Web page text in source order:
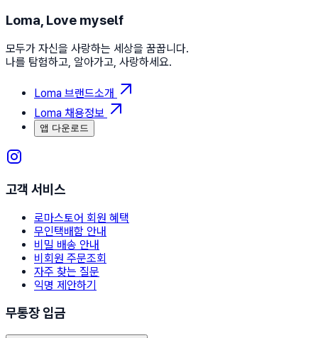
Loma, Love myself
모두가 자신을 사랑하는 세상을 꿈꿉니다.
나를 탐험하고, 알아가고, 사랑하세요.
Loma 브랜드소개
Loma 채용정보
앱 다운로드
고객 서비스
로마스토어 회원 혜택
무인택배함 안내
비밀 배송 안내
비회원 주문조회
자주 찾는 질문
익명 제안하기
무통장 입금